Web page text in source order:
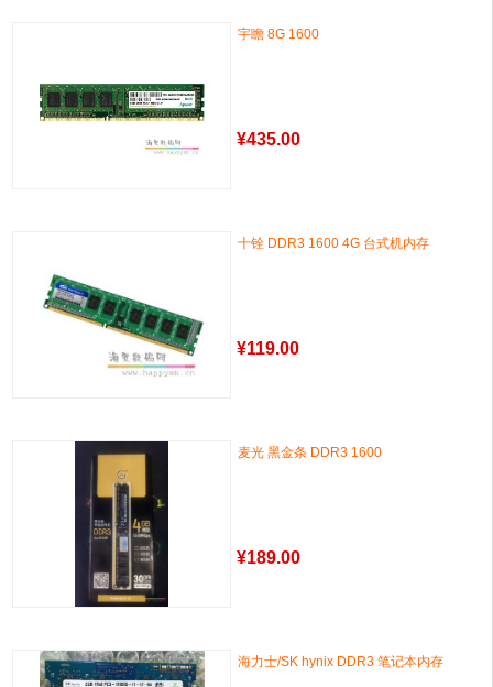
宇瞻 8G 1600
¥435.00
十铨 DDR3 1600 4G 台式机内存
¥119.00
麦光 黑金条 DDR3 1600
¥189.00
海力士/SK hynix DDR3 笔记本内存